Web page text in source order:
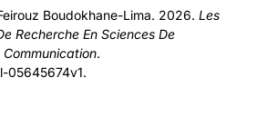
Boudokhane-Lima. 2026. Les
Recherche En Sciences De
.
05645674v1.